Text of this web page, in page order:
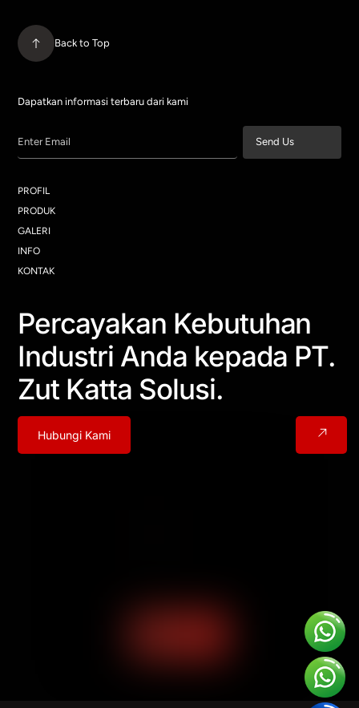
Back to Top
Dapatkan informasi terbaru dari kami
Enter Email Send Us
PROFIL
PRODUK
GALERI
INFO
KONTAK
Percayakan Kebutuhan
Industri Anda kepada PT.
Zut Katta Solusi.
Hubungi Kami